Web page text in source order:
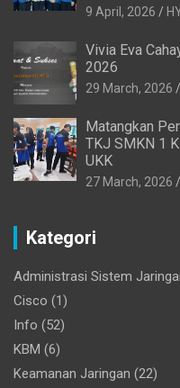
9 April, 2026
Vivia Eva
2026
29 March, 2026
Matangkan
TKJ SMKN 1
UKK
27 March, 2026
Kategori
Administrasi Sistem
Cisco (1)
Info (52)
KBM (6)
Keamanan Jaringan (22)